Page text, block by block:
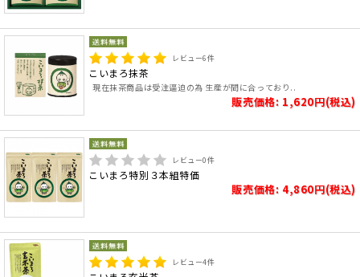
レビュー6件
こいまろ抹茶
現在抹茶商品は受注逼迫の為 生産が間に合っており..
販売価格: 1,620円(税込)
レビュー0件
こいまろ特別３本組特価
販売価格: 4,860円(税込)
レビュー4件